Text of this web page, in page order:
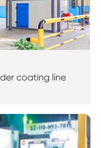
coating line